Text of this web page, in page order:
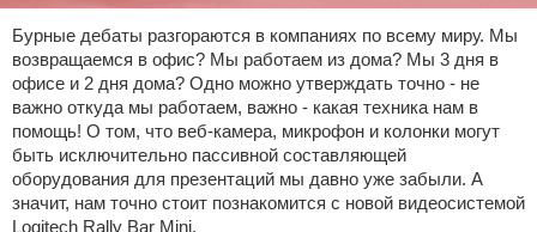
Бурные дебаты разгораются в компаниях по всему миру. Мы
возвращаемся в офис? Мы работаем из дома? Мы 3 дня в
офисе и 2 дня дома? Одно можно утверждать точно - не
важно откуда мы работаем, важно - какая техника нам в
помощь! О том, что веб-камера, микрофон и колонки могут
быть исключительно пассивной составляющей
оборудования для презентаций мы давно уже забыли. А
значит, нам точно стоит познакомится с новой видеосистемой
Logitech Rally Bar Mini,